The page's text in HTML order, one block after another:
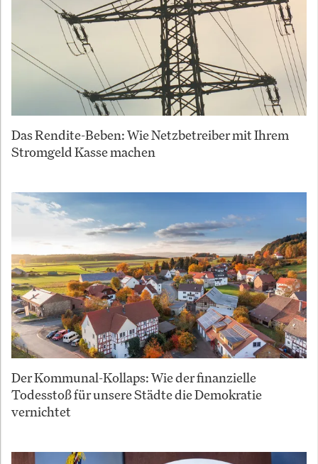
Das Rendite-Beben: Wie Netzbetreiber mit Ihrem
Stromgeld Kasse machen
Der Kommunal-Kollaps: Wie der finanzielle
Todesstoß für unsere Städte die Demokratie
vernichtet